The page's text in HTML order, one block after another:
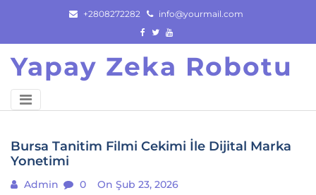
content
+2808272282 info@yourmail.com
Yapay Zeka Robotu
Bursa Tanitim Filmi Cekimi İle Dijital Marka
Yonetimi
Admin 0 On Şub 23, 2026